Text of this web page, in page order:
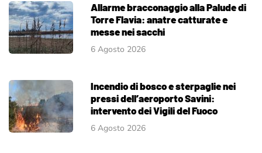
Allarme bracconaggio alla Palude di
Torre Flavia: anatre catturate e
messe nei sacchi
6 Agosto 2026
Incendio di bosco e sterpaglie nei
pressi dell’aeroporto Savini:
intervento dei Vigili del Fuoco
6 Agosto 2026